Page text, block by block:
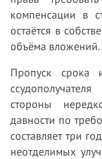
компенсации в
остаётся в
объёма вложений.
Пропуск срока
стороны
давности по
составляет три
неотделимых